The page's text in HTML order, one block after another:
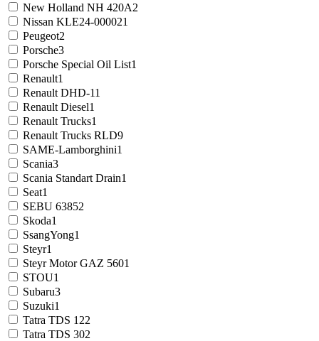
New Holland NH 420A2
Nissan KLE24-000021
Peugeot2
Porsche3
Porsche Special Oil List1
Renault1
Renault DHD-11
Renault Diesel1
Renault Trucks1
Renault Trucks RLD9
SAME-Lamborghini1
Scania3
Scania Standart Drain1
Seat1
SEBU 63852
Skoda1
SsangYong1
Steyr1
Steyr Motor GAZ 5601
STOU1
Subaru3
Suzuki1
Tatra TDS 122
Tatra TDS 302